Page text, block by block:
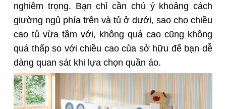
nghiêm trọng. Bạn chỉ cần chú ý khoảng cách
giường ngủ phía trên và tủ ở dưới, sao cho chiều
cao tủ vừa tầm với, không quá cao cũng không
quá thấp so với chiều cao của sở hữu để bạn dễ
dàng quan sát khi lựa chọn quần áo.